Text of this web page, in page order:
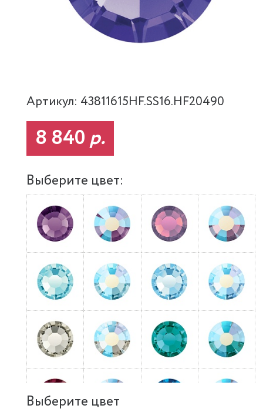
Артикул: 43811615HF.SS16.HF20490
8 840р.
Выберите цвет:
Выберите цвет